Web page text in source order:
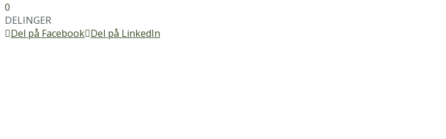
0
DELINGER
Del på Facebook Del på LinkedIn